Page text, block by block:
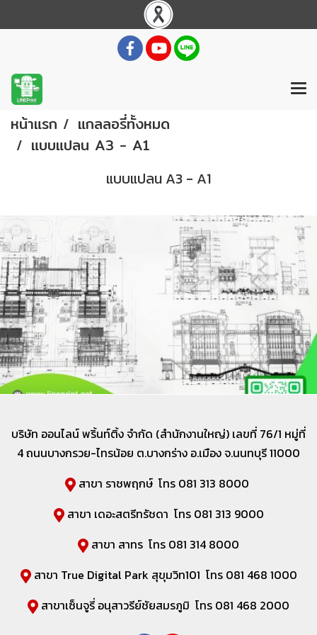
หน้าแรก
แกลลอรี่ทั้งหมด
แบบแปลน A3 - A1
แบบแปลน A3 - A1
บริษัท ออนไลน์ พริ้นท์ติ้ง จำกัด (สำนักงานใหญ่) เลขที่ 76/1 หมู่ที่
4 ถนนบางกรวย-ไทรน้อย ต.บางกร่าง อ.เมือง จ.นนทบุรี 11000
สาขา ราชพฤกษ์ โทร 081 313 8000
สาขา เดอะสตรีทรัชดา โทร 081 313 9000
สาขา สาทร โทร 081 314 8000
สาขา True Digital Park สุขุมวิท101 โทร 081 468 1000
สาขาเซ็นจูรี่ อนุสาวรีย์ชัยสมรภูมิ โทร 081 468 2000